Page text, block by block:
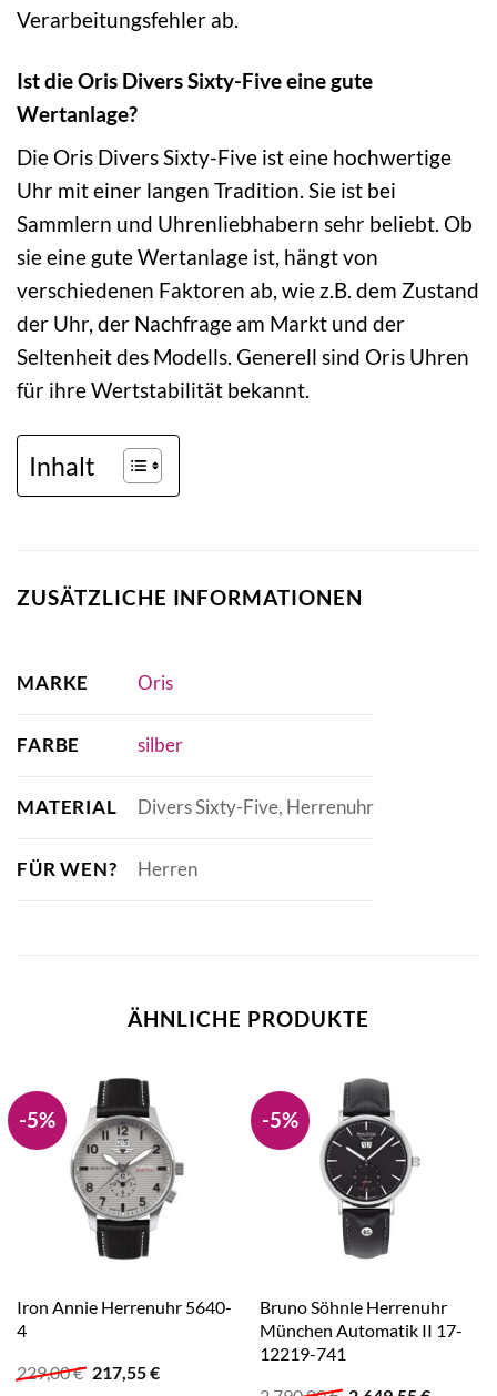
Verarbeitungsfehler ab.
Ist die Oris Divers Sixty-Five eine gute
Wertanlage?
Die Oris Divers Sixty-Five ist eine hochwertige
Uhr mit einer langen Tradition. Sie ist bei
Sammlern und Uhrenliebhabern sehr beliebt. Ob
sie eine gute Wertanlage ist, hängt von
verschiedenen Faktoren ab, wie z.B. dem Zustand
der Uhr, der Nachfrage am Markt und der
Seltenheit des Modells. Generell sind Oris Uhren
für ihre Wertstabilität bekannt.
Inhalt
ZUSÄTZLICHE INFORMATIONEN
MARKE Oris
FARBE silber
MATERIAL Divers Sixty-Five, Herrenuhr
FÜR WEN? Herren
ÄHNLICHE PRODUKTE
-5%
Iron Annie Herrenuhr 5640-
4
229,00€ Ursprünglicher
Preis
217,55€Aktueller
-5%
Bruno Söhnle Herrenuhr
München Automatik II 17-
12219-741